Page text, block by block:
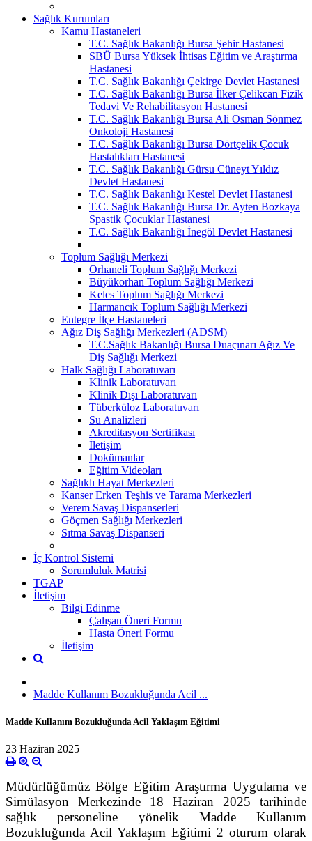
Sağlık Kurumları
Kamu Hastaneleri
T.C. Sağlık Bakanlığı Bursa Şehir Hastanesi
SBÜ Bursa Yüksek İhtisas Eğitim ve Araştırma
Hastanesi
T.C. Sağlık Bakanlığı Çekirge Devlet Hastanesi
T.C. Sağlık Bakanlığı Bursa İlker Çelikcan Fizik
Tedavi Ve Rehabilitasyon Hastanesi
T.C. Sağlık Bakanlığı Bursa Ali Osman Sönmez
Onkoloji Hastanesi
T.C. Sağlık Bakanlığı Bursa Dörtçelik Çocuk
Hastalıkları Hastanesi
T.C. Sağlık Bakanlığı Gürsu Cüneyt Yıldız
Devlet Hastanesi
T.C. Sağlık Bakanlığı Kestel Devlet Hastanesi
T.C. Sağlık Bakanlığı Bursa Dr. Ayten Bozkaya
Spastik Çocuklar Hastanesi
T.C. Sağlık Bakanlığı İnegöl Devlet Hastanesi
Toplum Sağlığı Merkezi
Orhaneli Toplum Sağlığı Merkezi
Büyükorhan Toplum Sağlığı Merkezi
Keles Toplum Sağlığı Merkezi
Harmancık Toplum Sağlığı Merkezi
Entegre İlçe Hastaneleri
Ağız Diş Sağlığı Merkezleri (ADSM)
T.C.Sağlık Bakanlığı Bursa Duaçınarı Ağız Ve
Diş Sağlığı Merkezi
Halk Sağlığı Laboratuvarı
Klinik Laboratuvarı
Klinik Dışı Laboratuvarı
Tüberküloz Laboratuvarı
Su Analizleri
Akreditasyon Sertifikası
İletişim
Dokümanlar
Eğitim Videoları
Sağlıklı Hayat Merkezleri
Kanser Erken Teşhis ve Tarama Merkezleri
Verem Savaş Dispanserleri
Göçmen Sağlığı Merkezleri
Sıtma Savaş Dispanseri
İç Kontrol Sistemi
Sorumluluk Matrisi
TGAP
İletişim
Bilgi Edinme
Çalışan Öneri Formu
Hasta Öneri Formu
İletişim
Madde Kullanım Bozukluğunda Acil ...
Madde Kullanım Bozukluğunda Acil Yaklaşım Eğitimi
23 Haziran 2025
Müdürlüğümüz Bölge Eğitim Araştırma Uygulama ve
Simülasyon Merkezinde 18 Haziran 2025 tarihinde
sağlık personeline yönelik Madde Kullanım
Bozukluğunda Acil Yaklaşım Eğitimi 2 oturum olarak